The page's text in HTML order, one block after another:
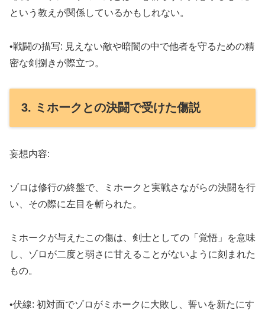
という教えが関係しているかもしれない。
•戦闘の描写: 見えない敵や暗闇の中で他者を守るための精
密な剣捌きが際立つ。
3. ミホークとの決闘で受けた傷説
妄想内容:
ゾロは修行の終盤で、ミホークと実戦さながらの決闘を行
い、その際に左目を斬られた。
ミホークが与えたこの傷は、剣士としての「覚悟」を意味
し、ゾロが二度と弱さに甘えることがないように刻まれた
もの。
•伏線: 初対面でゾロがミホークに大敗し、誓いを新たにす